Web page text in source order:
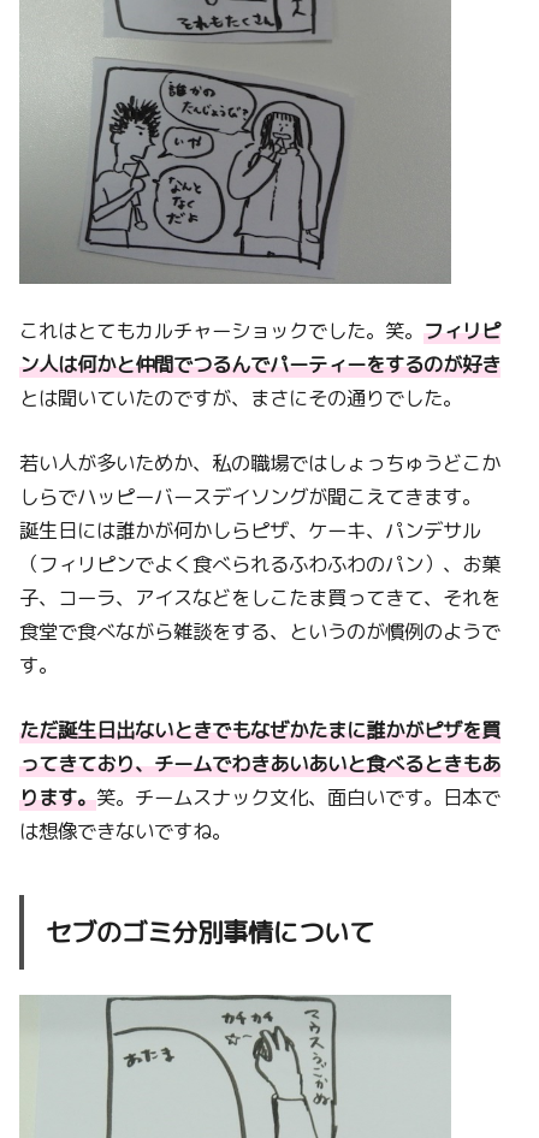
これはとてもカルチャーショックでした。笑。フィリピ
ン人は何かと仲間でつるんでパーティーをするのが好き
とは聞いていたのですが、まさにその通りでした。
若い人が多いためか、私の職場ではしょっちゅうどこか
しらでハッピーバースデイソングが聞こえてきます。
誕生日には誰かが何かしらピザ、ケーキ、パンデサル
（フィリピンでよく食べられるふわふわのパン）、お菓
子、コーラ、アイスなどをしこたま買ってきて、それを
食堂で食べながら雑談をする、というのが慣例のようで
す。
ただ誕生日出ないときでもなぜかたまに誰かがピザを買
ってきており、チームでわきあいあいと食べるときもあ
ります。笑。チームスナック文化、面白いです。日本で
は想像できないですね。
セブのゴミ分別事情について